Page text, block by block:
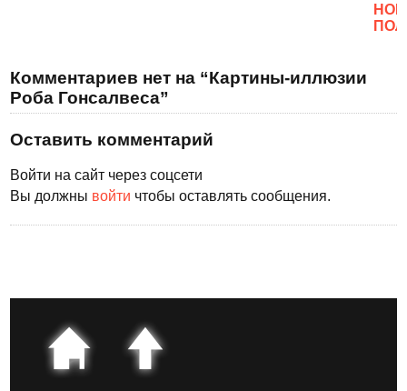
Комментариев нет на “Картины-иллюзии
Роба Гонсалвеса”
Оставить комментарий
Войти на сайт через соцсети
Вы должны войти чтобы оставлять сообщения.